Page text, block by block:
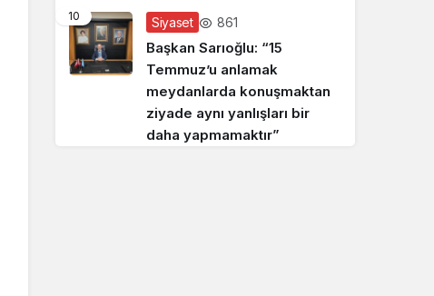
10 Siyaset 861
Başkan Sarıoğlu: “15
Temmuz’u anlamak
meydanlarda konuşmaktan
ziyade aynı yanlışları bir
daha yapmamaktır”